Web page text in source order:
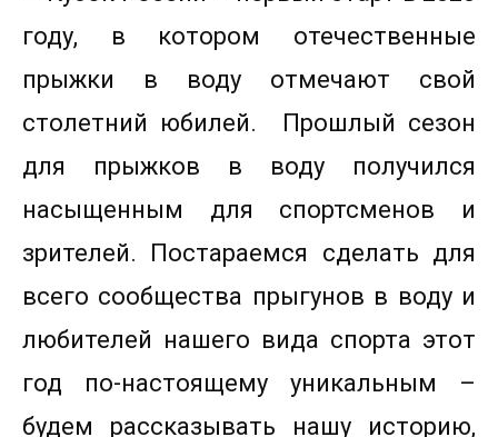
году, в котором отечественные
прыжки в воду отмечают свой
столетний юбилей. Прошлый сезон
для прыжков в воду получился
насыщенным для спортсменов и
зрителей. Постараемся сделать для
всего сообщества прыгунов в воду и
любителей нашего вида спорта этот
год по-настоящему уникальным –
будем рассказывать нашу историю,